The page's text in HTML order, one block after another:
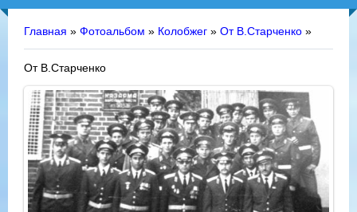
Главная » Фотоальбом » Колобжег » От В.Старченко »
От В.Старченко